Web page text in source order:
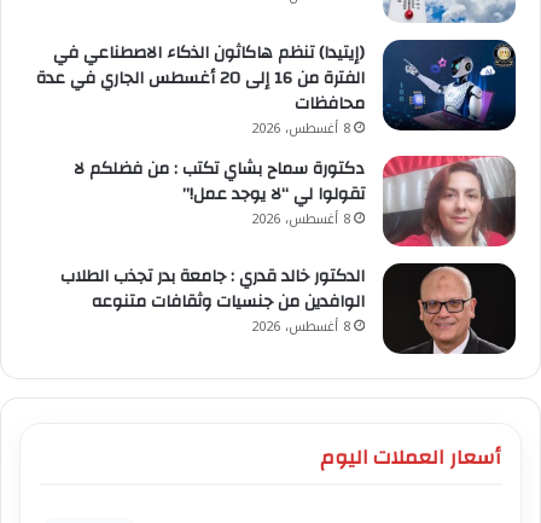
(إيتيدا) تنظم هاكاثون الذكاء الاصطناعي في
الفترة من 16 إلى 20 أغسطس الجاري في عدة
محافظات
8 أغسطس، 2026
دكتورة سماح بشاي تكتب : من فضلكم لا
تقولوا لي “لا يوجد عمل!”
8 أغسطس، 2026
الدكتور خالد قدري : جامعة بدر تجذب الطلاب
الوافدين من جنسيات وثقافات متنوعه
8 أغسطس، 2026
أسعار العملات اليوم